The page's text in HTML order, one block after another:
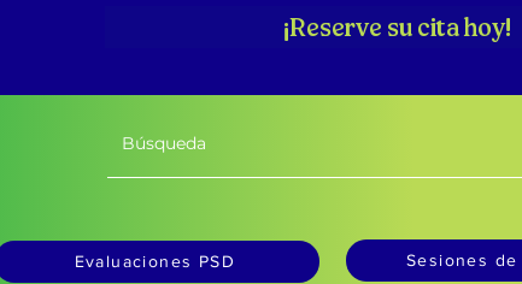
¡Reserve su cita hoy!
Sesiones
Evaluaciones PSD